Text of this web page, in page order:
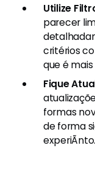
Utilize
parecer
critérios
que é
Fique
formas
de forma
experiÃnto.